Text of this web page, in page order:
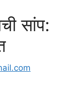
सांप: